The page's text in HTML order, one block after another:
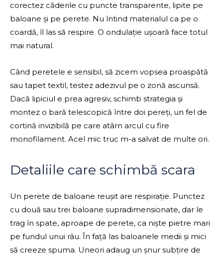
corectez căderile cu puncte transparente, lipite pe
baloane și pe perete. Nu întind materialul ca pe o
coardă, îl las să respire. O ondulație ușoară face totul
mai natural.
Când peretele e sensibil, să zicem vopsea proaspătă
sau tapet textil, testez adezivul pe o zonă ascunsă.
Dacă lipiciul e prea agresiv, schimb strategia și
montez o bară telescopică între doi pereți, un fel de
cortină invizibilă pe care atârn arcul cu fire
monofilament. Acel mic truc m-a salvat de multe ori.
Detaliile care schimbă scara
Un perete de baloane reușit are respirație. Punctez
cu două sau trei baloane supradimensionate, dar le
trag în spate, aproape de perete, ca niște pietre mari
pe fundul unui râu. În față las baloanele medii și mici
să creeze spuma. Uneori adaug un șnur subțire de